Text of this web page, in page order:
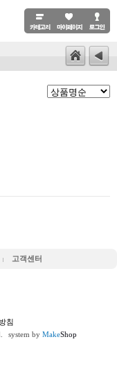
고객센터
침
system by MakeShop